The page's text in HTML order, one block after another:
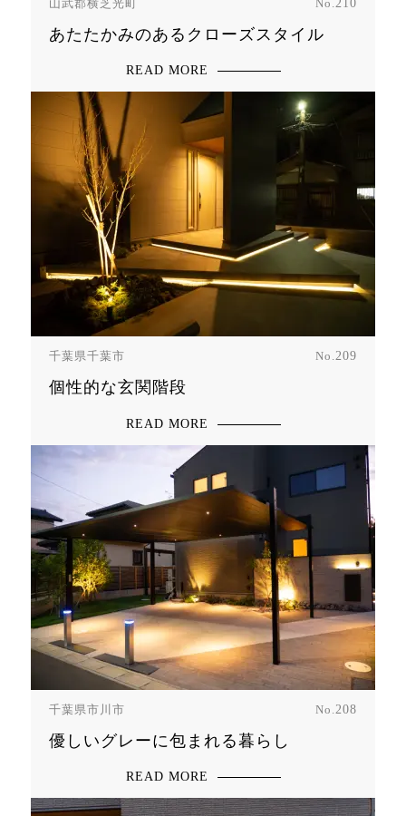
山武郡横芝光町 No. 210
あたたかみのあるクローズスタイル
READ MORE
千葉県千葉市 No.209
個性的な玄関階段
READ MORE
千葉県市川市 No. 208
優しいグレーに包まれる暮らし
READ MORE